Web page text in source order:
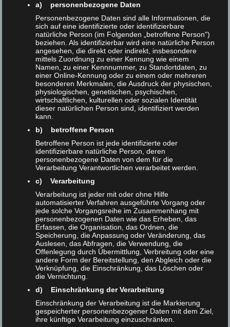
Im Rahmen unseres Masterstudiengangs „Digitale
Transformation der Informations- und Medienbranche“
an der HAW Hamburg hat unsere vierköpfige
Projektgruppe um Inga Albrecht, Daniel Klein, Torge
Plückhahn und Paulina Triesch unter der Leitung von
Prof. Dr. Lewandowski mögliche Verzerrungen im
online Bibliothekskatalog der Staats- und
Universitätsbibliothek Hamburg Carl von Ossietzky
(SUB) untersucht. Das Praxisprojekt wurde in
Kooperation mit der SUB im Zeitraum von Dezember
2021 bis Februar 2022 durchgeführt.
Bibliotheken verwenden Suchmaschinen, um den
Nutzenden ein schnelles Erforschen des gesamten
Datenbestandes zu ermöglichen. Dabei soll die
Suchmaschine alle potenziell relevanten Ergebnisse in
eine sinnvolle Reihenfolge bringen. Bekannte Web-
Suchmaschinen, wie Google und Yahoo, erheben den
Anspruch neutral und objektiv zu sein.
Bibliothekssuchmaschinen tun es ihnen gleich und
erwecken sogar den Anschein noch vertrauenswürdiger
zu sein. Bibliothekskataloge genießen ein gewisses
Vertrauen von den Nutzenden, da sie als Teil einer
neutralen Einrichtung ebenfalls mit Neutralität
assoziiert werden.
a) personenbezogene Daten
Personenbezogene Daten sind alle Informationen, die
sich auf eine identifizierte oder identifizierbare
natürliche Person (im Folgenden „betroffene Person")
beziehen. Als identifizierbar wird eine natürliche Person
angesehen, die direkt oder indirekt, insbesondere
mittels Zuordnung zu einer Kennung wie einem
Namen, zu einer Kennnummer, zu Standortdaten, zu
einer Online-Kennung oder zu einem oder mehreren
besonderen Merkmalen, die Ausdruck der physischen,
physiologischen, genetischen, psychischen,
wirtschaftlichen, kulturellen oder sozialen Identität
dieser natürlichen Person sind, identifiziert werden
kann.
b) betroffene Person
Betroffene Person ist jede identifizierte oder
identifizierbare natürliche Person, deren
personenbezogene Daten von dem für die
Verarbeitung Verantwortlichen verarbeitet werden.
c) Verarbeitung
Verarbeitung ist jeder mit oder ohne Hilfe
automatisierter Verfahren ausgeführte Vorgang oder
jede solche Vorgangsreihe im Zusammenhang mit
personenbezogenen Daten wie das Erheben, das
Erfassen, die Organisation, das Ordnen, die
Speicherung, die Anpassung oder Veränderung, das
Auslesen, das Abfragen, die Verwendung, die
Offenlegung durch Übermittlung, Verbreitung oder eine
andere Form der Bereitstellung, den Abgleich oder die
Verknüpfung, die Einschränkung, das Löschen oder
die Vernichtung.
d) Einschränkung der Verarbeitung
Einschränkung der Verarbeitung ist die Markierung
gespeicherter personenbezogener Daten mit dem Ziel,
ihre künftige Verarbeitung einzuschränken.